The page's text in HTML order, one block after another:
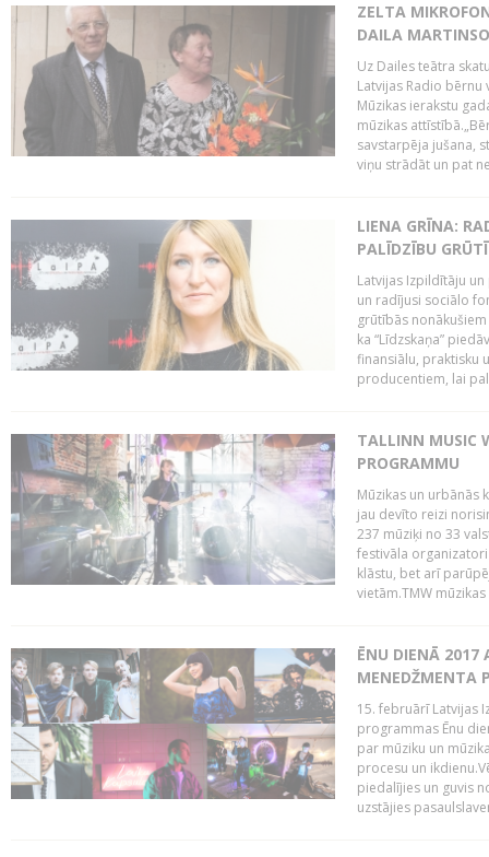
ZELTA
DAILA
Uz Dailes teātra
Latvijas Radio
Mūzikas ierakstu
mūzikas
savstarpēja jušana,
viņu strādāt un pat
LIENA GRĪNA:
PALĪDZĪBU
Latvijas Izpildītāju
un radījusi sociālo
grūtībās
ka “Līdzskaņa”
finansiālu, praktisku
producentiem, lai
TALLINN MUSIC
PROGRAMMU
Mūzikas un urbānās
jau devīto reizi
237 mūziķi no 33
festivāla
klāstu, bet arī
vietām.TMW
ĒNU DIENĀ 2017
MENEDŽMENTA
15. februārī Latvijas
programmas Ēnu
par mūziku un
procesu un
piedalījies un guvis
uzstājies